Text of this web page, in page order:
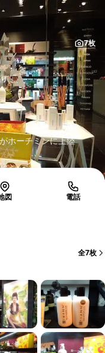
7枚
ホーチミンに上陸
図 電話
全7枚